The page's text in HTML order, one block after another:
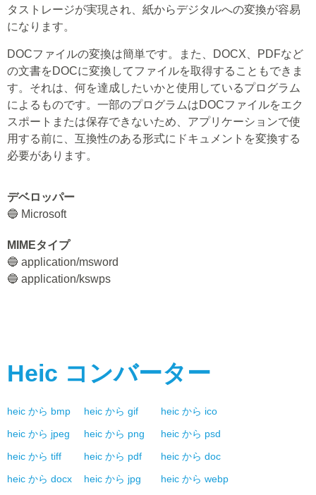
タストレージが実現され、紙からデジタルへの変換が容易
になります。
DOCファイルの変換は簡単です。また、DOCX、PDFなど
の文書をDOCに変換してファイルを取得することもできま
す。それは、何を達成したいかと使用しているプログラム
によるものです。一部のプログラムはDOCファイルをエク
スポートまたは保存できないため、アプリケーションで使
用する前に、互換性のある形式にドキュメントを変換する
必要があります。
デベロッパー
🔵 Microsoft
MIMEタイプ
🔵 application/msword
🔵 application/kswps
Heic コンバーター
heic から bmp heic から gif heic から ico
heic から jpeg heic から png heic から psd
heic から tiff heic から pdf heic から doc
heic から docx heic から jpg heic から webp